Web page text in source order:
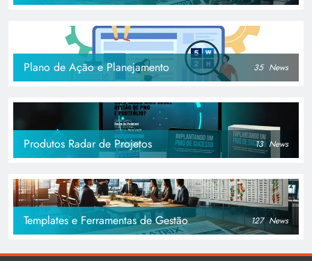
Plano de Ação e Planejamento 35 News
Produtos Radar de Projetos 13 News
Templates e Ferramentas de Gestão 127 News